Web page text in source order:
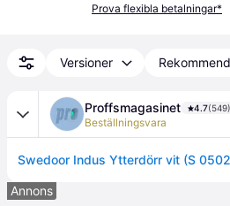
Prova flexibla betalningar*
Versioner
Proffsmagasinet 4.7(549)
Beställningsvara
Annons